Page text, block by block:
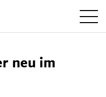
neu im